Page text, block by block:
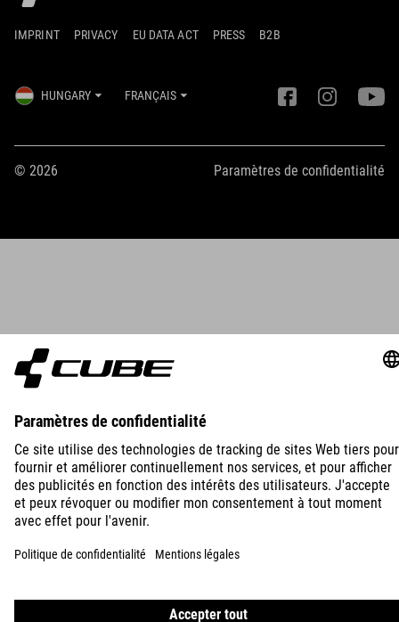
IMPRINT PRIVACY EU DATA ACT PRESS B2B
HUNGARY FRANÇAIS
© 2026 Paramètres de confidentialité